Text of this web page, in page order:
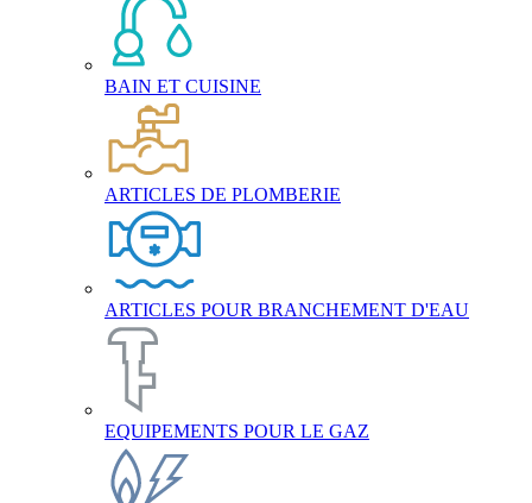
BAIN ET CUISINE
ARTICLES DE PLOMBERIE
ARTICLES POUR BRANCHEMENT D'EAU
EQUIPEMENTS POUR LE GAZ